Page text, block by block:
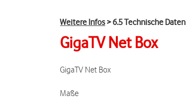
Weitere Infos> 6.5 Technische Daten
GigaTV Net Box
GigaTV Net Box
Maße